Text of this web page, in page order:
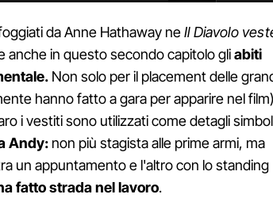
da Anne Hathaway neIl Diavolo
anche in questo secondo capitolo gliabiti
Non solo per il placement delle
hanno fatto a gara per apparire nel
i vestiti sono utilizzati come detagli
Andy: non più stagista alle prime armi, ma
un appuntamento e l'altro con lo standing
fatto strada nel lavoro.